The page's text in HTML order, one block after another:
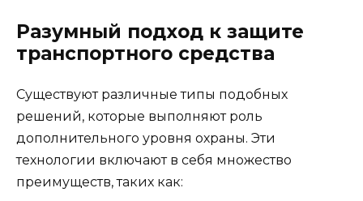
Разумный подход к защите
транспортного средства
Существуют различные типы подобных
решений, которые выполняют роль
дополнительного уровня охраны. Эти
технологии включают в себя множество
преимуществ, таких как: